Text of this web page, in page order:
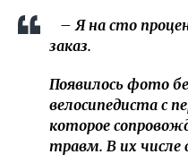
«Это был заказ»
рассказалана своей
– Заявление